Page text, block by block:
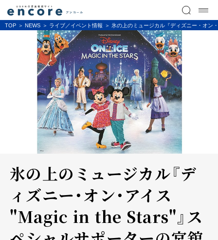
TOP NEWS ライブ／イベント情報 氷の上のミュージカル『ディズニー・オン
氷の上のミュージカル『デ
ィズニー・オン・アイス
"Magic in the Stars"』ス